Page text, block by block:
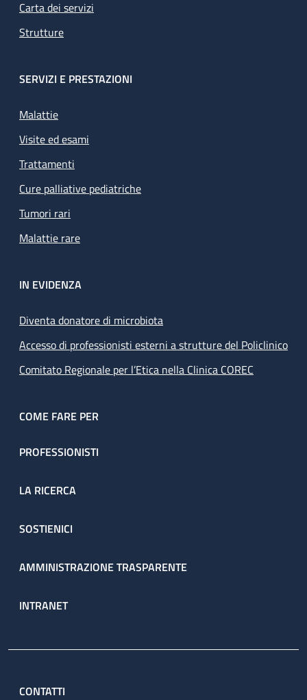
Carta dei servizi
Strutture
SERVIZI E PRESTAZIONI
Malattie
Visite ed esami
Trattamenti
Cure palliative pediatriche
Tumori rari
Malattie rare
IN EVIDENZA
Diventa donatore di microbiota
Accesso di professionisti esterni a strutture del Policlinico
Comitato Regionale per l’Etica nella Clinica COREC
COME FARE PER
PROFESSIONISTI
LA RICERCA
SOSTIENICI
AMMINISTRAZIONE TRASPARENTE
INTRANET
CONTATTI